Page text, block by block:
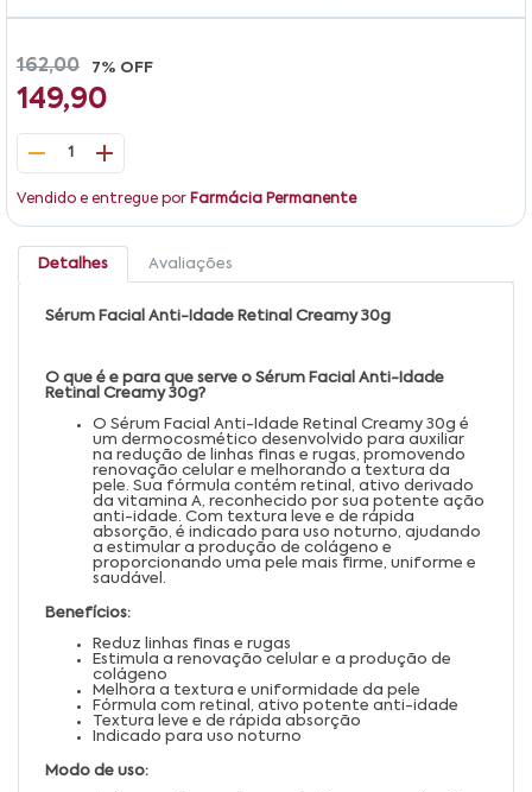
162,00 7% OFF
149,90
1
Vendido e entregue por Farmácia Permanente
Detalhes Avaliações
Sérum Facial Anti-Idade Retinal Creamy 30g
O que é e para que serve o Sérum Facial Anti-Idade
Retinal Creamy 30g?
O Sérum Facial Anti-Idade Retinal Creamy 30g é
um dermocosmético desenvolvido para auxiliar
na redução de linhas finas e rugas, promovendo
renovação celular e melhorando a textura da
pele. Sua fórmula contém retinal, ativo derivado
da vitamina A, reconhecido por sua potente ação
anti-idade. Com textura leve e de rápida
absorção, é indicado para uso noturno, ajudando
a estimular a produção de colágeno e
proporcionando uma pele mais firme, uniforme e
saudável.
Benefícios:
Reduz linhas finas e rugas
Estimula a renovação celular e a produção de
colágeno
Melhora a textura e uniformidade da pele
Fórmula com retinal, ativo potente anti-idade
Textura leve e de rápida absorção
Indicado para uso noturno
Modo de uso: